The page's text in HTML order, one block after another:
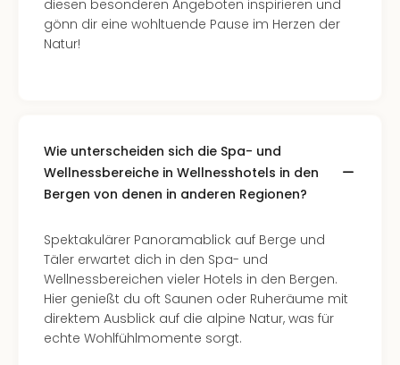
diesen besonderen Angeboten inspirieren und
gönn dir eine wohltuende Pause im Herzen der
Natur!
Wie unterscheiden sich die Spa- und
Wellnessbereiche in Wellnesshotels in den
Bergen von denen in anderen Regionen?
Spektakulärer Panoramablick auf Berge und
Täler erwartet dich in den Spa- und
Wellnessbereichen vieler Hotels in den Bergen.
Hier genießt du oft Saunen oder Ruheräume mit
direktem Ausblick auf die alpine Natur, was für
echte Wohlfühlmomente sorgt.